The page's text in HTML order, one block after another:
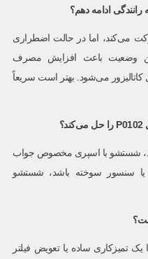
رانندگی ادامه دهم؟
می‌کند، اما در حالت اضطراری
این وضعیت باعث افزایش مصرف
می‌شود. بهتر است سریعاً
P0102 را حل می‌کند؟
شستشو با اسپری مخصوص جواب
سنسور سوخته باشد، شستشو
تمیزکاری ساده یا تعویض فیلتر